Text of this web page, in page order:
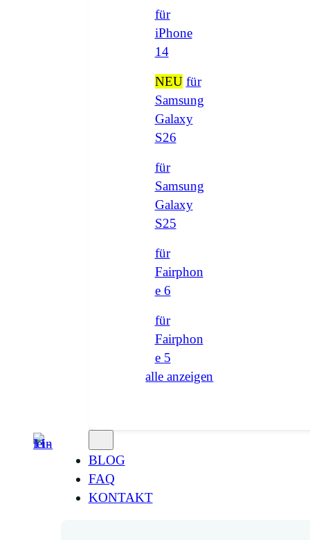
für
iPhone
14
NEU für
Samsung
Galaxy
S26
für
Samsung
Galaxy
S25
für
Fairphon
e 6
für
Fairphon
e 5
alle anzeigen
BLOG
FAQ
KONTAKT